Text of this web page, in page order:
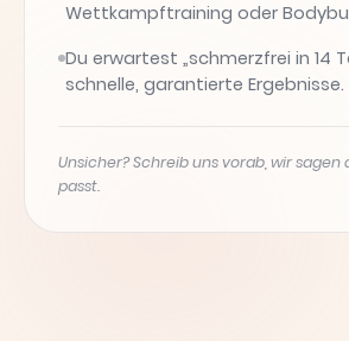
Wettkampftraining oder
Du erwartest „schmerzfrei in 14
schnelle, garantierte Ergebnisse.
Unsicher? Schreib uns vorab, wir sagen
passt.